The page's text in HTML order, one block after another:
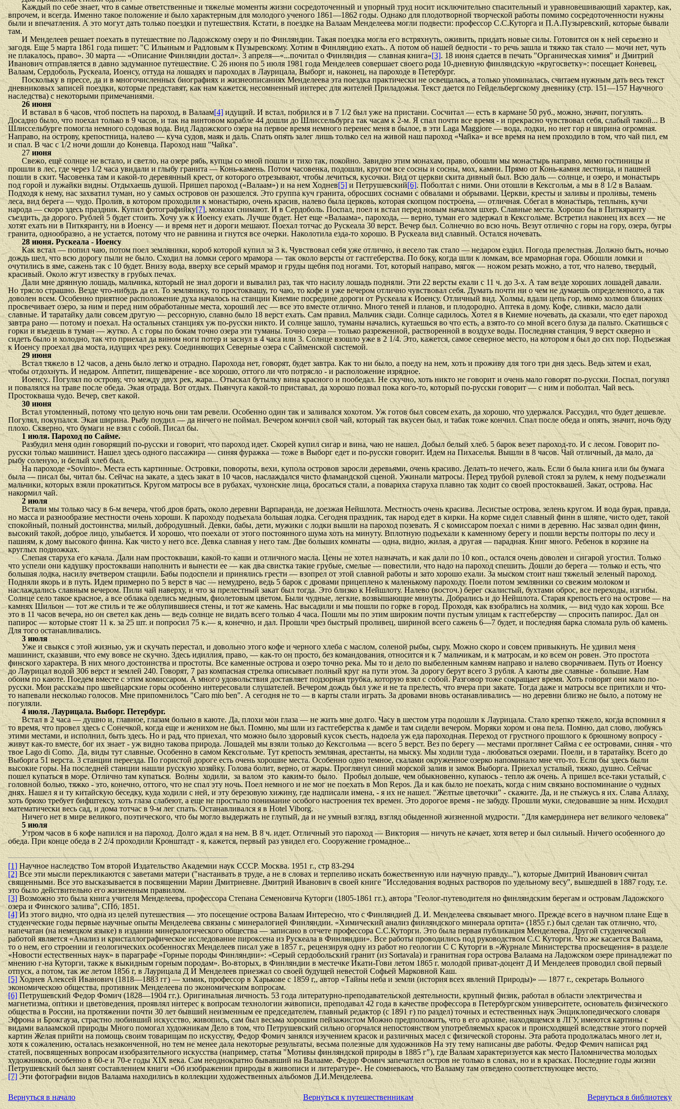
Каждый по себе знает, что в самые ответственные и тяжелые моменты жизни сосредоточенный и упорный труд носит исключительно спасительный и уравновешивающий характер, как,
впрочем, и всегда. Именно такое положение и было характерным для молодого ученого 1861—1862 годы. Однако для плодотворной творческой работы помимо сосредоточенности нужны
были и впечатления. А это могут дать только поездки и путешествия. Кстати, в поездке на Валаам Менделеева могли подвести: профессор С.С.Куторга и П.А.Пузыревский, которые бывали
там.
И Менделеев решает поехать в путешествие по Ладожскому озеру и по Финляндии. Такая поездка могла его встряхнуть, оживить, придать новые силы. Готовится он к ней серьезно и
загодя. Еще 5 марта 1861 года пишет: "С Ильиным и Радловым к Пузыревскому. Хотим в Финляндию ехать.. А потом об нашей бедности - то речь зашла и тяжко так стало — мочи нет, чуть
не плакалось, право». 30 марта — «Описание Финляндии достал». 3 апреля—«...почитал о Финляндия — славная книга»[3]. 18 июня сдается в печать "Органическая химия" и Дмитрий
Иванович отправляется в давно задуманное путешествие. С 26 июня по 5 июля 1981 года Менделеев совершает своего рода 10-дневную финляндскую «кругосветку»: посещает Коневец,
Валаам, Сердоболь, Рускеала, Иоенсу, оттуда на лошадях и пароходах в Лаурицала, Выборг и, наконец, на пароходе в Петербург.
Поскольку в прессе, да и в многочисленных биографиях и жизнеописаниях Менделеева эта поездка практически не освещалась, а только упоминалась, считаем нужным дать весь текст
дневниковых записей поездки, которые представят, как нам кажется, несомненный интерес для жителей Приладожья. Текст дается по Гейдельбергскому дневнику (стр. 151—157 Научного
наследства) с некоторыми примечаниями.
26 июня
И вставал в 6 часов, чтоб поспеть на пароход, в Валаам[4]идущий. И встал, побрился и в 7 1/2 был уже на пристани. Сосчитал — есть в кармане 50 руб., можно, значит, погулять.
Досадно было, что поехал только в 9 часов, и так на винтовом корабле 44 дошли до Шлиссельбурга так часам к 2-м. Я спал почти все время - и прекрасно чувствовал себя, слабый такой... В
Шлиссельбурге помогла немного содовая вода. Вид Ладожского озера на первое время немного перенес меня в былое, в этиLaga Maggiore— вода, лодки, но нет гор и ширина огромная.
Направо, на острову, крепостница, налево — куча судов, маяк и даль. Спать опять залег лишь только сел на живой наш пароход «Чайка» и все время на нем проходило в том, что чай пил, ем
и спал. В час с 1/2 ночи дошли до Коневца. Пароход наш "Чайка".
27июня
Свежо, ещё солнце не встало, и светло, на озере рябь, купцы со мной пошли и тихо так, покойно. Завидно этим монахам, право, обошли мы монастырь направо, мимо гостиницы и
прошли в лес, где через 1/2 часа увидали и глыбу гранита — Конь-камень. Потом часовенка, подошли, кругом все сосны и сосны, мох, камни. Прямо от Конь-камня лестница, и пашней
пошли в скит. Часовенка там и какой-то деревянный крест, от которого отрезывают, чтобы лечиться, кусочки. Вид от церкви скита дивный был. Всю даль — солнце, и озеро, и монастырь
под горой и лужайки видны. Отдыхаешь душой. Пришел пароход («Валаам») и на нем Ходнев[5]и Петрушевский[6]. Поболтал с ними. Они отошли в Кексгольм, а мы в 8 1/2 в Валаам.
Подходя к нему, нас захватил туман, но у самых островов он разошелся. Это группа куч гранита, обросших соснами с обвалами и обрывами. Церкви, кресты и заливы и проливы, темень
леса, вид берега — чудо. Пролив, в котором проходили к монастырю, очень красив, налево была церковь, которая скопцом построена, — отличная. Сбегал в монастырь, теплынь, кучи
народа — скоро здесь праздник. Купил фотографийку[7], монахи снимают. И в Сердоболь. Поспал, поел и встал перед новым началом шхер. Славные места. Хорошо бы в Питкяранту
съездить, да дорого. Рублей 5 будет стоить. Хочу уж к Иоенсу ехать. Лучше будет. Нет еще «Валаама», парохода, — верно, туман его задержал в Кексгольме. Встретил наконец их всех — не
хотят ехать ни в Питкяранту, ни в Иоенсу — и время нет и дороги мешают. Поехал тотчас до Рускеала 30 верст. Вечер был. Солнечно во всю ночь. Везут отлично с горы на гору, озера, бугры
гранита, однообразно, а не устается, потому что не равнина и гнутся все очерки. Наколотила езда-то хорошо. В Рускеала вид славный. Остался ночевать.
28 июня. Рускеала - Иоенсу
Как встал — попил чаю, потом поел земляники, короб которой купил за 3 к. Чувствовал себя уже отлично, и весело так стало — недаром ездил. Погода прелестная. Должно быть, ночью
дождь шел, что всю дорогу пыли не было. Сходил на ломки серого мрамора — так около версты от гастгеберства. По боку, когда шли к ломкам, все мраморная гора. Обошли ломки и
очутились в яме, сажень так с 10 будет. Внизу вода, вверху все серый мрамор и груды щебня под ногами. Тот, который направо, мягок — ножом резать можно, а тот, что налево, твердый,
красивый. Около жгут известку в грубых печах.
Дали мне дрянную лошадь, мальчика, который не знал дороги и вывалил раз, так что насилу лошадь подняли. Эти 22 версты ехали с 11 ч. до 3-х. А там везде хороших лошадей давали.
Но трясло страшно. Везде что-нибудь да ел. То землянику, то простоквашу, то чаю, то кофе и уже вечером отлично чувствовал себя. Думать почти ни о чем не думаешь определенного, а так
доволен всем. Особенно приятное расположение духа началось на станции Киемие посредине дороги от Рускеала к Иоенсу. Отличный вид. Холмы, вдали цепь гор, мимо холмов ближних
просвечивает озеро, за ним и перед ним обработанные места, хороший лес — все это вместе отлично. Много теней и планов, и плодородно. Аптека в дому. Кофе, сливки, масло дали
славные. И таратайку дали совсем другую — рессорную, славно было 18 верст ехать. Сам правил. Мальчик сзади. Солнце садилось. Хотел я в Киемие ночевать, да сказали, что едет пароход
завтра рано — потому и поехал. На остальных станциях уж по-русски никто. И солнце зашло, туманы начались, кутаешься во что есть, а взято-то со мной всего блуза да пальто. Скатишься с
горки и въедешь в туман — жутко. А с горы по бокам точно озера эти туманы. Точно озера — только разреженной, растворенной в воздухе воды. Последняя станция, 9 верст скверно и
сидеть было и холодно, так что приехал да вином ноги потер и заснул в 4 часа или 3. Солнце взошло уже в 2 1/4. Это, кажется, самое северное место, на котором я был до сих пор. Подъезжая
к Иоенсу проехал два моста, идущих чрез реку. Соединяющих Северные озера с Сайменской системой.
29 июня
Встал тяжело в 12 часов, а день было легко и отрадно. Парохода нет, говорят, будет завтра. Как то ни было, а поеду на нем, хоть и проживу для того три дня здесь. Ведь затем и ехал,
чтобы отдохнуть. И недаром. Аппетит, пищеварение - все хорошо, оттого ли что потрясло - и расположение изрядное.
Иоенсу.. Погулял по острову, что между двух рек, жара... Отыскал бутылку вина красного и пообедал. Не скучно, хоть никто не говорит и очень мало говорят по-русски. Поспал, погулял
и повалялся на траве после обеда. Экая отрада. Вот отдых. Пьянчуга какой-то приставал, да хорошо позвал пока кого-то, который по-русски говорит — с ним и поболтал. Чай весь.
Простокваша чудо. Вечер, свет какой.
30 июня
Встал утомленный, потому что целую ночь они там ревели. Особенно один так и заливался хохотом. Уж готов был совсем ехать, да хорошо, что удержался. Рассудил, что будет дешевле.
Погулял, покупался. Экая ширина. Рыбу поудил — да ничего не поймал. Вечером кончил свой чай, который так вкусен был, и табак тоже кончил. Спал после обеда и опять, значит, ночь буду
плохо. Скверно, что бумаги не взял с собой. Писал бы.
1 июля. Пароход по Сайме.
Разбудил меня один говорящий по-русски и говорит, что пароход идет. Скорей купил сигар и вина, чаю не нашел. Добыл белый хлеб. 5 барок везет пароход-то. И с лесом. Говорит по-
русски только машинист. Нашел здесь одного пассажира — синяя фуражка — тоже в Выборг едет и по-русски говорит. Идем на Пихаселья. Вышли в 8 часов. Чай отличный, да мало, да
рыбу соленую, и белый хлеб был.
На пароходе «Sovinto». Места есть картинные. Островки, повороты, вехи, купола островов заросли деревьями, очень красиво. Делать-то нечего, жаль. Если б была книга или бы бумага
была — писал бы, читал бы. Сейчас на закате, а здесь закат в 10 часов, наслаждался чисто фламандской сценой. Ужинали матросы. Перед трубой рулевой стоял за рулем, к нему подъезжали
мальчики, которых взяли прокатиться. Кругом матросы все в рубахах, чухонские лица, бросаться стали, а повариха старуха плавно так ходит со своей простоквашей. Закат, острова. Нас
накормил чай.
2 июля
Встали мы только часу в 6-м вечера, чтоб дров брать, около деревни Варпаранда, не доезжая Нейшлота. Местность очень красива. Лесистые острова, зелень кругом. И вода бурая, правда,
но масса и разнообразие местности очень хороши. К пароходу подъехала большая лодка. Сегодня праздник, так народ едет в кирки. На корме сидел славный финн в шляпе, чисто одет, такой
спокойный, полный достоинства, милый, добродушный. Девки, бабы, дети, мужики с лодки вышли на пароход позевать. Я с комиссаром поехал с ними в деревню. Нас зазвал один финн,
высокий такой, доброе лицо, улыбается. И хорошо, что поехали от этого постоянного шума хоть на минуту. Вплотную подъехали к каменному берегу и пошли версты полторы по лесу и
пашням, к дому высокого финна. Как чисто у него все. Девка славная у него там. Две больших комнаты — одна, видно, жилая, а другая — парадная. Книг много. Ребенок в корзине на
круглых подножках.
Слепая старуха его качала. Дали нам простокваши, какой-то каши и отличного масла. Цены не хотел назначать, и как дали по 10 коп., остался очень доволен и сигарой угостил. Только
что успели они кадушку простокваши наполнить и вынести ее — как два свистка такие грубые, смелые — повестили, что надо на пароход спешить. Дошли до берега — только и есть, что
большая лодка, насилу вчетвером стащили. Бабы подоспели и принялись грести — взопрел от этой славной работы и зато хорошо ехали. За мыском стоит наш тяжелый зеленый пароход.
Подняли якорь и в путь. Идем примерно по 5 верст в час — немудрено, ведь 5 барок с дровами прицеплено к маленькому пароходу. Поели потом земляники со свежим молоком и
наслаждались славным вечером. Пили чай наверху, и что за прелестный закат был тогда. Это близко к Нейшлоту. Налево (восточ.) берег скалистый, бухтами оброс, все переходы, изгибы.
Солнце село такое красное, а все облака оделись медным, фиолетовым цветом. Были чудные, легкие, возвышающие минуты. Добрались и до Нейшлота. Старая крепость его на острове — на
камнях Шильон — тот же стиль и те же облупившиеся стены, и тот же камень. Нас высадили и мы пошли по горке в город. Проходя, как взобрались на холмик, — вид чудо как хорош. Все
это в 11 часов вечера, но он светел как день — ведь солнце не видать всего только 4 часа. Пошли мы по этим широким почти пустым улицам к гастгеберству — спросить папирос. Дал он
папирос — которые стоят 11 к. за 25 шт. и попросил 75 к.— я, конечно, и дал. Прошли чрез быстрый проливец, шириной всего сажень 6—7 будет, и последняя барка сломала руль об камень.
Для того останавливались.
3 июля
Уже и свыкся с этой жизнью, уж и скучать перестал, и довольно этого кофе и черного хлеба с маслом, соленой рыбы, сыру. Можно скоро и совсем привыкнуть. Не удивил меня
машинист, сказавши, что ему вовсе не скучно. Здесь идиллия, право, — как-то он просто, без командования, относится и к 7 мальчикам, и к матросам, и ко всем он ровен. Это простота
финского характера. В них много достоинства и простоты. Все каменные острова и озеро точно река. Мы то и дело по выбеленным камням направо и налево сворачиваем. Путь от Иоенсу
до Лаурицал водой 306 верст и землей 240. Говорят, 7 раз компасная стрелка описывает полный круг на пути этом. За дорогу берут всего 3 рубля. А каюты две славные - большие. Нам
обоим по каюте. Поедем вместе с этим комиссаром. А много удовольствия доставляет подзорная трубка, которую взял с собой. Разговор тоже сокращает время. Хоть говорят они мало по-
русски. Мои рассказы про швейцарские горы особенно интересовали слушателей. Вечером дождь был уже и не та прелесть, что вчера при закате. Тогда даже и матросы все притихли и что-
то напевали несколько голосов. Мне припомнилось "Caro mio ben". А сегодня не то — в карты стали играть. За дровами вновь останавливались — но деревни близко не было, а потому не
погуляли.
4 июля. Лаурицала. Выборг. Петербург.
Встал в 2 часа — душно и, главное, глазам больно в каюте. Да, плохи мои глаза — не жить мне долго. Часу в шестом утра подошли к Лаурицала. Стало крепко тяжело, когда вспомнил я
то время, что провел здесь с Сонечкой, когда еще и женихом не был. Помню, мы шли из гастгеберства к дамбе и там сидели вечером. Моряки хором и она пела. Помню, дал слово, любуясь
этими местами, и исполнил, быть здесь. Но и рад, что приехал, что можно было здоровый кусок съесть, надоела уж еда пароходная. Переход от грустного прошлого к брюшному вопросу -
живут как-то вместе, бог их знает - уж видно такова природа. Лошадей мы взяли только до Кексгольма — всего 5 верст. Вез по берегу — местами проглянет Сайма с ее островами, синяя - что
твоеLago di Como. Да, виды тут славные. Особенно в самом Кексгольме. Тут крепость земляная, арестанты, на мыску. Мы ходили туда - любоваться озерами. Поели, и в таратайку. Всего до
Выборга 51 верста. 3 станции переезда. По гористой дороге есть очень хорошие места. Особенно одно темное, скалами окруженное озерко напоминало мне что-то. Если бы здесь были
высокие горы. На последней станции нашли русскую хозяйку. Голова болит, верно, от жары. Проглянул синий морской залив и замок Выборга. Приехал усталый, тяжко, душно. Сейчас
пошел купаться в море. Отлично там купаться. Волны ходили, за валом это каким-то было.
Пробыл дольше, чем обыкновенно, купаюсь - тепло аж очень. А пришел все-таки усталый, с
головной болью, тяжко - это, конечно, оттого, что не спал эту ночь. Поел немного и не мог не поехать в Mon Repos. Да и как было не поехать, когда с ним связано воспоминание о чудных
днях. Нашел я и ту китайскую беседку, куда ходили с ней, и эту березовую хижину, где надписали имена, - я их не нашел. "Желтые цветочки" - скажите. Да, и не стыжусь я их. Слава Аллаху,
хоть брюхо требует бифштексу, хоть глаза слабеют, а еще не простыло понимание особого настроения тех времен. Это дорогое время - не забуду. Прошли муки, следовавшие за ним. Исходил
математически весь сад, и дома тотчас в 9-м лег спать. Останавливался я вHotel Viborg.
Ничего нет в мире великого, поэтического, что бы могло выдержать не глупый, да и не умный взгляд, взгляд обыденной жизненной мудрости. "Для камердинера нет великого человека"
5 июля
Утром часов в 6 кофе напился и на пароход. Долго ждал я на нем. В 8 ч. идет. Отличный это пароход — Виктория — ничуть не качает, хотя ветер и был сильный. Ничего особенного до
обеда. При конце обеда в 2 2/4 проходили Кронштадт - я, кажется, первый раз увидел его. Сооружение громадное...
[1] Научное наследство Том второй Издательство Академии наук СССР. Москва. 1951 г., стр 83-294
[2] Все эти мысли перекликаются с заветами матери ("настаивать в труде, а не в словах и терпеливо искать божественную или научную правду..."), которые Дмитрий Иванович считал
священными. Все это высказывается в посвящении Марии Дмитриевне. Дмитрий Иванович в своей книге "Исследования водных растворов по удельному весу'', вышедшей в 1887 году, т.е.
это было действительно его жизненным правилом.
[3] Возможно это была книга учителя Менделеева, профессора Степана Семеновича Куторги (1805-1861 гг.), автора "Геолог-путеводителя но финляндским берегам и островам Ладожского
озера и Финского залива", СПб, 1851.
[4] Из этого видно, что одна из целей путешествия — это посещение острова Валаам Интересно, что с Финляндией Д. И. Менделеева связывает много. Прежде всего в научном плане Еще в
студенческие годы первые научные опыты Менделеева связаны с минералогией Финляндии. «Химический анализ финляндского минерала ортита» (1855 г.) был сделан так отлично, что,
напечатан (на немецком языке) в издании минералогического общества — записано в отчете профессора С.С.Куторги. Это была первая публикация Менделеева. Другой студенческой
работой является «Анализ и кристаллографическое исследование пироксена из Рускеала в Финляндии». Все работы проводились под руководством С.С Куторги. Что же касается Валаама,
то о нем, его строении и геологических особенносгях Менделеев писал уже в 1857 г., рецензируя одну из работ но геологии С С Куторги в «Журнале Министерства просвещения» в разделе
«Новости естественных наук» в параграфе «Горные породы Финляндии»: «Серый сердобольский гранит (изSortavala) и гранитная гора острова Валаама на Ладожском озере принадлежат по
мнению г-на Куторги, также к выкидным горным породам». Во-вторых, в Финляндии в местечке Икати-Гови летом 1865 г. молодой приват-доцент Д И Менделеев проводил свой первый
отпуск, а потом, так же летом 1856 г, в Лаурицала Д И Менделеев приезжал со своей будущей невестой Софьей Марковной Каш.
[5] Ходнев Алексей Иванович (1818—1883 гг) — химик, профессор в Харькове с 1859 г,, автор «Тайны неба и земли (история всех явлений Природы)» — 1877 г., секретарь Вольного
экономическою общества, противник Менделеева по экономическим вопросам.
[6] Петрушевский Федор Фомич (1828—1904 гг.). Оригинальная личность. 53 года литературно-преподавательской деятельности, крупный физик, работал в области электричества и
магнетизма, оптики и цветоведения, проявлял интерес к вопросам технологии живописи, преподавал 42 года в качестве профессора в Петербургском университете, основатель физического
общества в России, на протяжении почти 30 лет бывший неизменным ее председателем, главный редактор (с 1891 г) по раздел) точных и естественных наук Энциклопедического словаря
Эфрона и Брокгауза, страстно любивший искусство, живопись, сам был весьма хорошим пейзажистом Можно предположить, что в его архиве, находящемся в ЛГУ, имеются картины с
видами валаамской природы Много помогал художникам Дело в том, что Петрушевский сильно огорчался непостоянством употребляемых красок и происходящей вследствие этого порчей
картин Желая прийти на помощь своим товарищам по искусству, Федор Фомич занялся изучением красок и различных масел с физической стороны. Эта работа продолжалась много лет и,
хотя к сожалению, осталась незаконченной, но тем не менее дала некоторые результаты, весьма полезные для художников На эту тему написаны две работы. Федор Фемич написал ряд
статей, посвященных вопросам изобразительного искусства (например, статья "Мотивы финляндской природы в 1885 г"), где Валаам характеризуется как место Паломничества молодых
художников, особенно в 60-е и 70-е годы XIX века. Сам неоднократно бывавший на Валааме. Федор Фомич запечатлел остров не только в словах, но и в красках. Последние годы жизни
Петрушевский был занят составлением книги «Об изображении природы в живописи и литературе». Не сомневаюсь, что Валааму там отведено соответствующее место.
[7] Эти фотографии видов Валаама находились в коллекции художественных альбомов Д.И.Менделеева.
Вернуться в начало Вернуться к путешественникам Вернуться в библиотеку